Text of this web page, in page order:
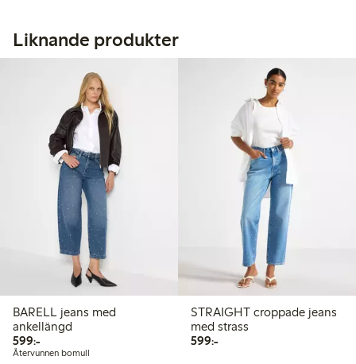
Liknande produkter
BARELL jeans med
ankellängd
599:-599,00 kr
Återvunnen bomull
STRAIGHT croppade jeans
med strass
599:-599,00 kr